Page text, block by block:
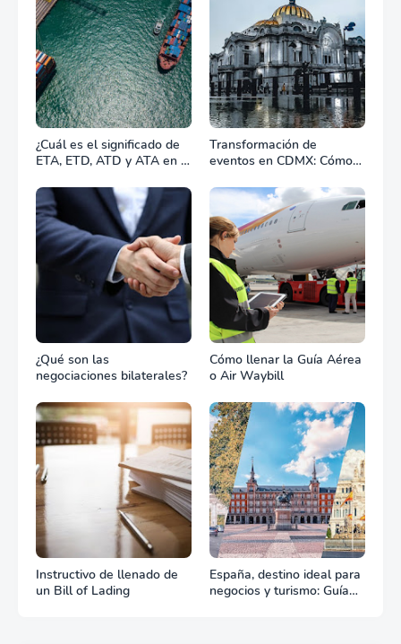
¿Cuál es el significado de
ETA, ETD, ATD y ATA en el
Transformación de
eventos en CDMX: Cómo
equipos define el éxito de
tu celebración
¿Qué son las
negociaciones bilaterales?
Cómo llenar la Guía Aérea
o Air Waybill
Instructivo de llenado de
un Bill of Lading
España, destino ideal para
negocios y turismo: Guía